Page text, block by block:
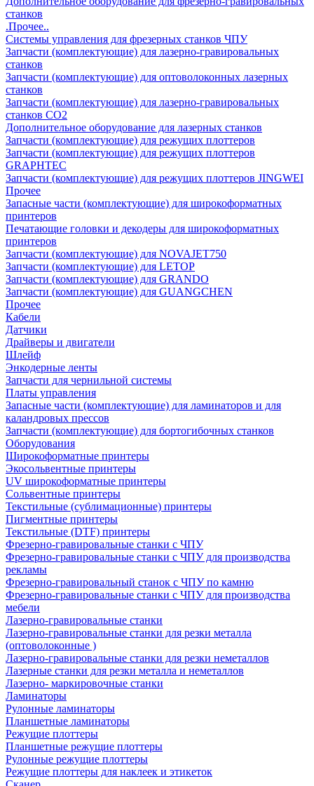
станков
.Прочее..
Системы управления для фрезерных станков ЧПУ
Запчасти (комплектующие) для лазерно-гравировальных
станков
Запчасти (комплектующие) для оптоволоконных лазерных
станков
Запчасти (комплектующие) для лазерно-гравировальных
станков CO2
Дополнительное оборудование для лазерных станков
Запчасти (комплектующие) для режущих плоттеров
Запчасти (комплектующие) для режущих плоттеров
GRAPHTEC
Запчасти (комплектующие) для режущих плоттеров JINGWEI
Прочее
Запасные части (комплектующие) для широкоформатных
принтеров
Печатающие головки и декодеры для широкоформатных
принтеров
Запчасти (комплектующие) для NOVAJET750
Запчасти (комплектующие) для LETOP
Запчасти (комплектующие) для GRANDO
Запчасти (комплектующие) для GUANGCHEN
Прочее
Кабели
Датчики
Драйверы и двигатели
Шлейф
Энкодерные ленты
Запчасти для чернильной системы
Платы управления
Запасные части (комплектующие) для ламинаторов и для
каландровых прессов
Запчасти (комплектующие) для бортогибочных станков
Оборудования
Широкоформатные принтеры
Экосольвентные принтеры
UV широкоформатные принтеры
Сольвентные принтеры
Текстильные (сублимационные) принтеры
Пигментные принтеры
Текстильные (DTF) принтеры
Фрезерно-гравировальные станки с ЧПУ
Фрезерно-гравировальные станки с ЧПУ для производства
рекламы
Фрезерно-гравировальный станок с ЧПУ по камню
Фрезерно-гравировальные станки с ЧПУ для производства
мебели
Лазерно-гравировальные станки
Лазерно-гравировальные станки для резки металла
(оптоволоконные )
Лазерно-гравировальные станки для резки неметаллов
Лазерные станки для резки металла и неметаллов
Лазерно- маркировочные станки
Ламинаторы
Рулонные ламинаторы
Планшетные ламинаторы
Режущие плоттеры
Планшетные режущие плоттеры
Рулонные режущие плоттеры
Режущие плоттеры для наклеек и этикеток